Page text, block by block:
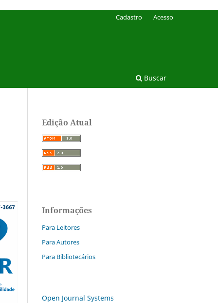
Buscar
Cadastro Acesso
Edição Atual
Informações
Para Leitores
Para Autores
Para Bibliotecários
Open Journal Systems